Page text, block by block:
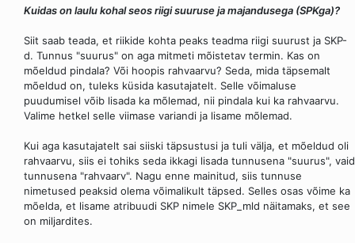
Kuidas on laulu kohal seos riigi suuruse ja majandusega (SPKga)?
Siit saab teada, et riikide kohta peaks teadma riigi suurust ja SKP-
d. Tunnus "suurus" on aga mitmeti mõistetav termin. Kas on
mõeldud pindala? Või hoopis rahvaarvu? Seda, mida täpsemalt
mõeldud on, tuleks küsida kasutajatelt. Selle võimaluse
puudumisel võib lisada ka mõlemad, nii pindala kui ka rahvaarvu.
Valime hetkel selle viimase variandi ja lisame mõlemad.
Kui aga kasutajatelt sai siiski täpsustusi ja tuli välja, et mõeldud oli
rahvaarvu, siis ei tohiks seda ikkagi lisada tunnusena "suurus", vaid
tunnusena "rahvaarv". Nagu enne mainitud, siis tunnuse
nimetused peaksid olema võimalikult täpsed. Selles osas võime ka
mõelda, et lisame atribuudi SKP nimele SKP_mld näitamaks, et see
on miljardites.